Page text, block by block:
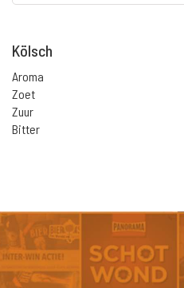
Kölsch
Aroma
Zoet
Zuur
Bitter